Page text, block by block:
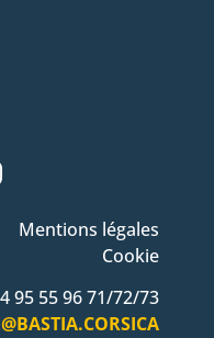
Mentions légales
Cookie
95 55 96 71/72/73